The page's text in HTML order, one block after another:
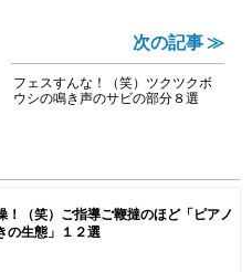
次の記事 ≫
フェスすんな！（笑）ツクツクボ
ウシの鳴き声のサビの部分８選
！（笑）ご指導ご鞭撻のほど「ピアノ
の生態」１２選